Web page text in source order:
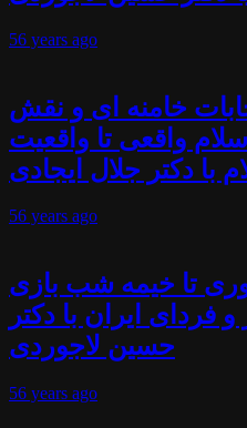
56 years ago
خامنه ای و نقش
واقعی تا واقعیت
با دکتر جلال ایجادی
56 years ago
تا خیمه شب بازی
و فردای ایران با دکتر
حسین لاجوردی
56 years ago